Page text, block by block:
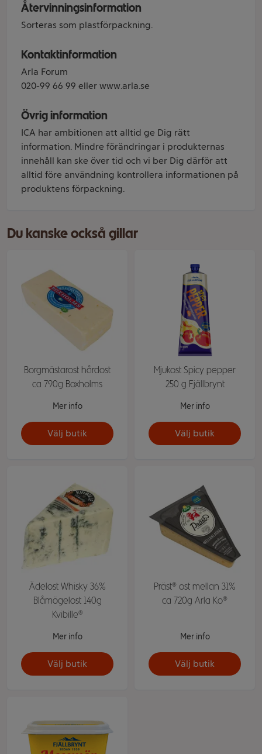
Återvinningsinformation
Sorteras som plastförpackning.
Kontaktinformation
Arla Forum
020-99 66 99 eller www.arla.se
Övrig information
ICA har ambitionen att alltid ge Dig rätt
information. Mindre förändringar i produkternas
innehåll kan ske över tid och vi ber Dig därför att
alltid före användning kontrollera informationen på
produktens förpackning.
Du kanske också gillar
Borgmästarost hårdost
ca 790g Boxholms
Mer info
Välj butik
Mjukost Spicy pepper
250 g Fjällbrynt
Mer info
Välj butik
Ädelost Whisky 36%
Blåmögelost 140g
Kvibille®
Mer info
Välj butik
Präst® ost mellan 31%
ca 720g Arla Ko®
Mer info
Välj butik